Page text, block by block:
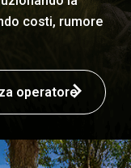
costi, rumore
operatore